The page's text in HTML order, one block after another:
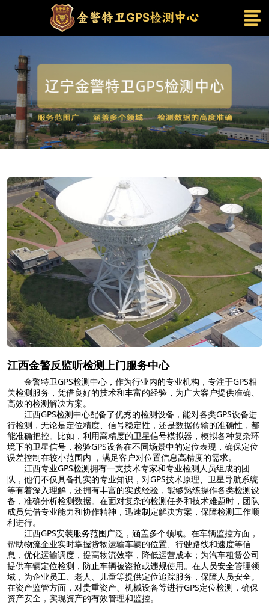
江西金警反监听检测上门服务中心
金警特卫GPS检测中心，作为行业内的专业机构，专注于GPS相
关检测服务，凭借良好的技术和丰富的经验，为广大客户提供准确、
高效的检测解决方案。
江西GPS检测中心配备了优秀的检测设备，能对各类GPS设备进
行检测，无论是定位精度、信号稳定性，还是数据传输的准确性，都
能准确把控。比如，利用高精度的卫星信号模拟器，模拟各种复杂环
境下的卫星信号，检验GPS设备在不同场景中的定位表现，确保定位
误差控制在较小范围内 ，满足客户对位置信息高精度的需求。
江西专业GPS检测拥有一支技术专家和专业检测人员组成的团
队，他们不仅具备扎实的专业知识，对GPS技术原理、卫星导航系统
等有着深入理解，还拥有丰富的实践经验，能够熟练操作各类检测设
备，准确分析检测数据。在面对复杂的检测任务和技术难题时，团队
成员凭借专业能力和协作精神，迅速制定解决方案，保障检测工作顺
利进行。
江西GPS安装服务范围广泛，涵盖多个领域。在车辆监控方面，
帮助物流企业实时掌握货物运输车辆的位置、行驶路线和速度等信
息，优化运输调度，提高物流效率，降低运营成本；为汽车租赁公司
提供车辆定位检测，防止车辆被盗抢或违规使用。在人员安全管理领
域，为企业员工、老人、儿童等提供定位追踪服务，保障人员安全。
在资产监管方面，对贵重资产、机械设备等进行GPS定位检测，确保
资产安全，实现资产的有效管理和监控。